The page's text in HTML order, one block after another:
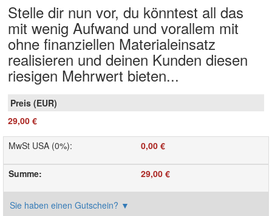
Stelle dir nun vor, du könntest all das
mit wenig Aufwand und vorallem mit
ohne finanziellen Materialeinsatz
realisieren und deinen Kunden diesen
riesigen Mehrwert bieten...
29,00 €
MwSt USA (0%): 0,00 €
Summe: 29,00 €
Sie haben einen Gutschein? ▼